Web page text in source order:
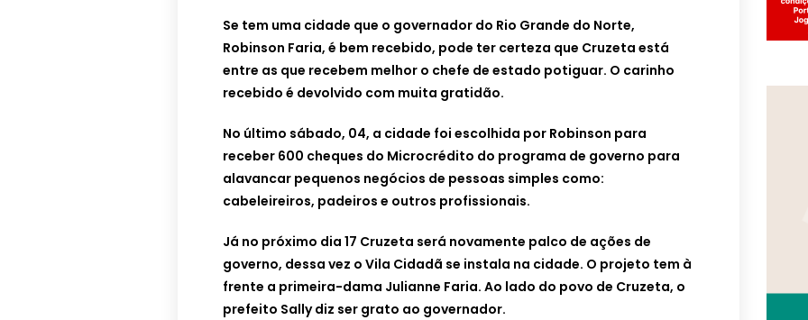
Se tem uma cidade que o governador do Rio Grande do Norte,
Robinson Faria, é bem recebido, pode ter certeza que Cruzeta está
entre as que recebem melhor o chefe de estado potiguar. O carinho
recebido é devolvido com muita gratidão.
No último sábado, 04, a cidade foi escolhida por Robinson para
receber 600 cheques do Microcrédito do programa de governo para
alavancar pequenos negócios de pessoas simples como:
cabeleireiros, padeiros e outros profissionais.
Já no próximo dia 17 Cruzeta será novamente palco de ações de
governo, dessa vez o Vila Cidadã se instala na cidade. O projeto tem à
frente a primeira-dama Julianne Faria. Ao lado do povo de Cruzeta, o
prefeito Sally diz ser grato ao governador.